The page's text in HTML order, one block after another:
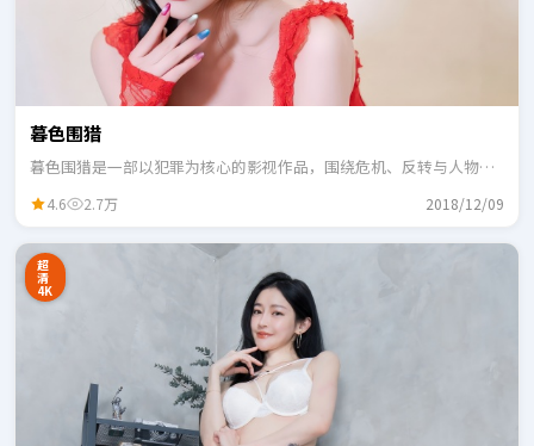
暮色围猎
暮色围猎是一部以犯罪为核心的影视作品，围绕危机、反转与人物成
4.6 2.7万 2018/12/09
超
清
4K